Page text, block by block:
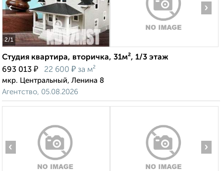
2/1
‹ ›
Студия квартира, вторичка, 31м², 1/3 этаж
693 013 ₽ 22 600 ₽ за м²
мкр. Центральный, Ленина 8
Агентство, 05.08.2026
‹ ›